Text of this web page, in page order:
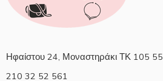
Ηφαίστου 24, Μοναστηράκι ΤΚ 105 55
210 32 52 561